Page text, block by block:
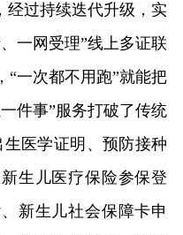
经过持续迭代升级，实
一网受理”线上多证联
“一次都不用跑”就能把
件事”服务打破了传统
医学证明、预防接种
生儿医疗保险参保登
新生儿社会保障卡申